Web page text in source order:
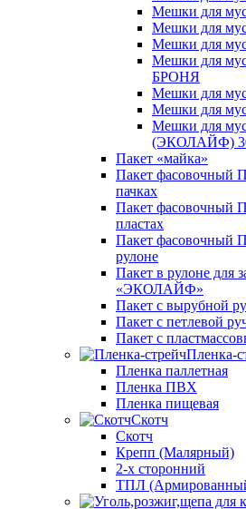
Мешки для
Мешки для
Мешки для
Мешки для
БРОНЯ
Мешки для
Мешки для
Мешки для
(ЭКОЛАЙФ)
Пакет «майка»
Пакет
пачках
Пакет
пластах
Пакет
рулоне
Пакет в рулоне для
«ЭКОЛАЙФ»
Пакет с вырубной
Пакет с петлевой
Пакет с
Пленка-
Пленка паллетная
Пленка ПВХ
Пленка пищевая
Скотч
Скотч
Крепп (Малярный)
2-х сторонний
ТПЛ